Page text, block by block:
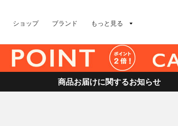
ショップ ブランド もっと見る
商品お届けに関するお知らせ